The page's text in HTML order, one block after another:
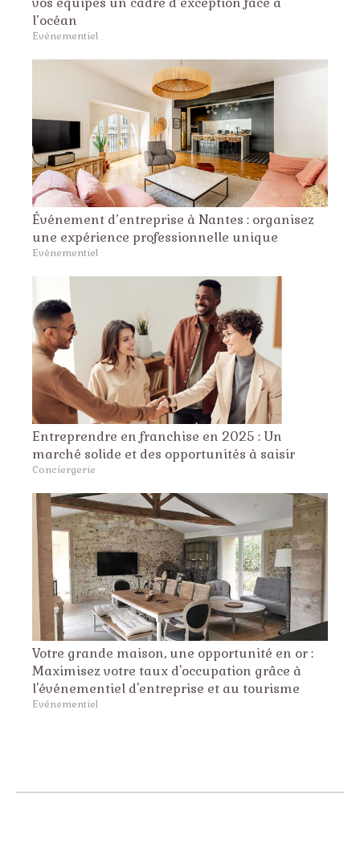
l’océan
Evénementiel
Événement d’entreprise à Nantes : organisez
une expérience professionnelle unique
Evénementiel
Entreprendre en franchise en 2025 : Un
marché solide et des opportunités à saisir
Conciergerie
Votre grande maison, une opportunité en or :
Maximisez votre taux d'occupation grâce à
l'événementiel d'entreprise et au tourisme
Evénementiel